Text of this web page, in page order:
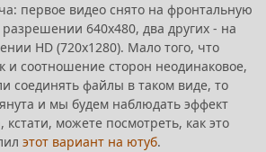
первое видео снято на фронтальную
640x480, два других - на
HD (720х1280). Мало того, что
и соотношение сторон неодинаковое,
соединять файлы в таком виде, то
и мы будем наблюдать эффект
можете посмотреть, как это
этот вариант на ютуб.